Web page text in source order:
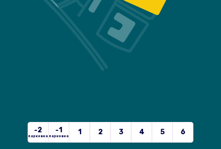
6
5
4
3
2
1
-1
парковка
-2
парковка